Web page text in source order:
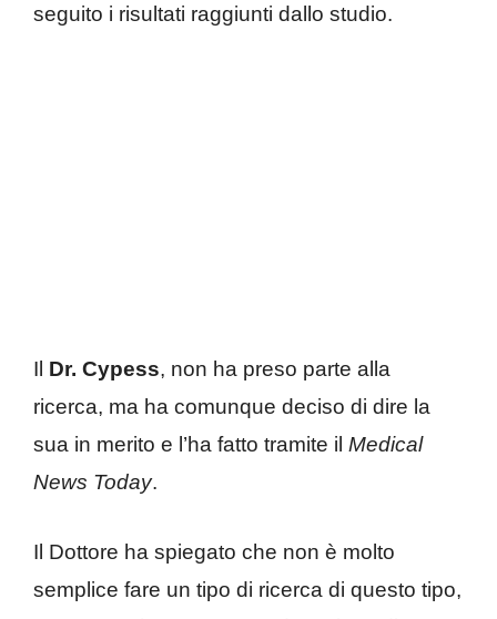
seguito i risultati raggiunti dallo studio.
Il Dr. Cypess, non ha preso parte alla
ricerca, ma ha comunque deciso di dire la
sua in merito e l’ha fatto tramite il Medical
News Today.
Il Dottore ha spiegato che non è molto
semplice fare un tipo di ricerca di questo tipo,